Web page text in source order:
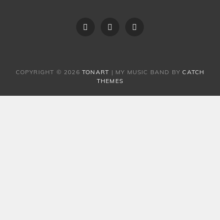
Vereinssatzung
COPYRIGHT © 2026TONART | MY MUSIC BAND BYCATCH
THEMES